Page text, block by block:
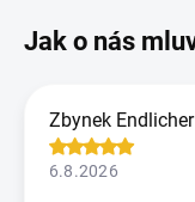
Zbynek Endlicher
6.8.2026